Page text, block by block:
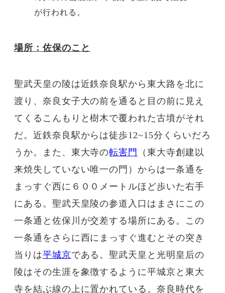
が行われる。
場所：佐保のこと
聖武天皇の陵は近鉄奈良駅から東大路を北に
渡り、奈良女子大の前を通ると目の前に見え
てくるこんもりと樹木で覆われた古墳がそれ
だ。近鉄奈良駅からは徒歩12~15分くらいだろ
うか。また、東大寺の転害門
（東大寺創建以
来焼失していない唯一の門）からは一条通を
まっすぐ西に６００メートルほど歩いた右手
にある。聖武天皇陵の参道入口はまさにこの
一条通と佐保川が交差する場所にある。この
一条通をさらに西にまっすぐ進むとその突き
当りは平城京である。聖武天皇と光明皇后の
陵はその生涯を象徴するように平城京と東大
寺を結ぶ線の上に置かれている。奈良時代を